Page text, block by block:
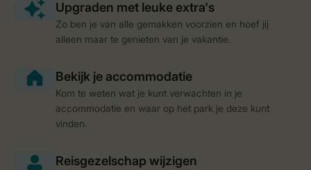
Zo ben je van alle gemakken voorzien en hoef jij
alleen maar te genieten van je vakantie.
Kom te weten wat je kunt verwachten in je
accommodatie en waar op het park je deze kunt
vinden.